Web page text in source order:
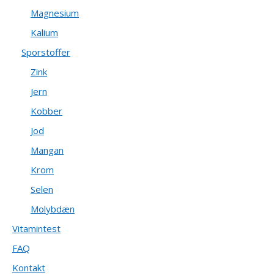
Magnesium
Kalium
Sporstoffer
Zink
Jern
Kobber
Jod
Mangan
Krom
Selen
Molybdæn
Vitamintest
FAQ
Kontakt